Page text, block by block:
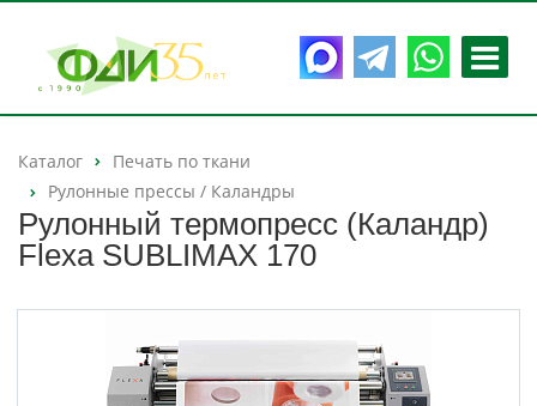
Каталог
Печать по ткани
Рулонные прессы / Каландры
Рулонный термопресс (Каландр)
Flexa SUBLIMAX 170